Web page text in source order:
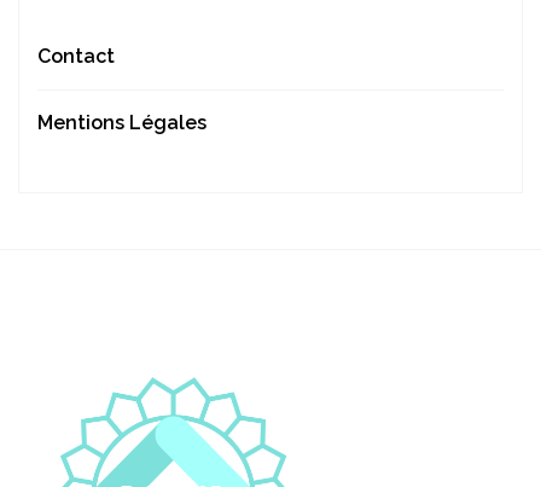
Contact
Mentions Légales